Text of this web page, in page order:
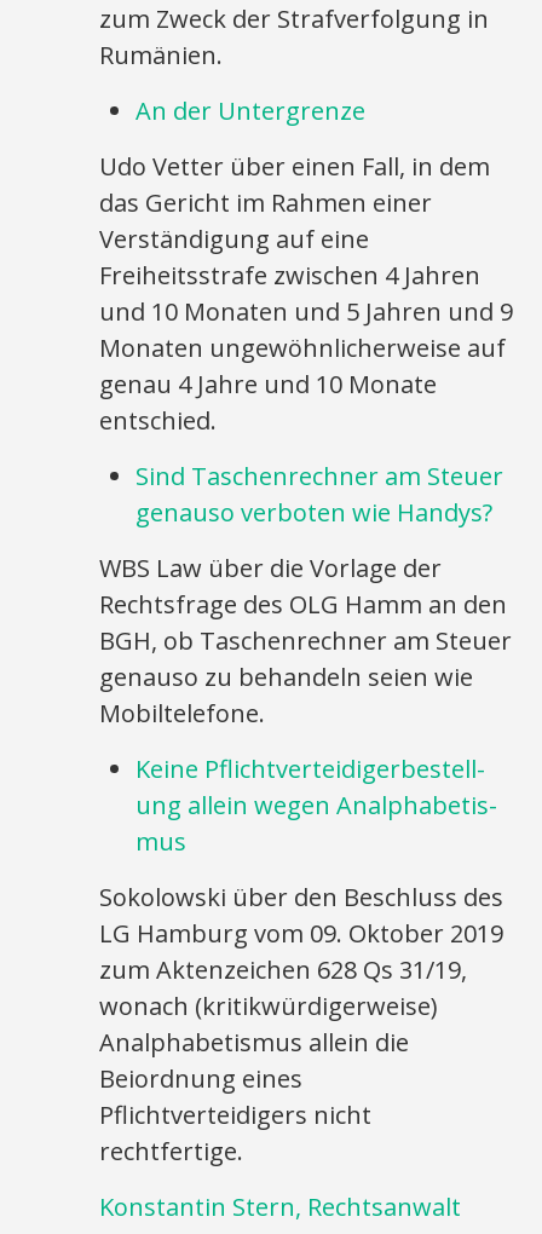
zum Zweck der Strafverfolgung in
Rumänien.
An der Untergrenze
Udo Vetter über einen Fall, in dem
das Gericht im Rahmen einer
Verständigung auf eine
Freiheitsstrafe zwischen 4 Jahren
und 10 Monaten und 5 Jahren und 9
Monaten ungewöhnlicherweise auf
genau 4 Jahre und 10 Monate
entschied.
Sind Taschenrechner am Steuer
genauso verboten wie Handys?
WBS Law über die Vorlage der
Rechtsfrage des OLG Hamm an den
BGH, ob Taschenrechner am Steuer
genauso zu behandeln seien wie
Mobiltelefone.
Keine Pflicht­ver­teidig­er­be­stell­
ung allein wegen An­alphabet­is­
mus
Sokolowski über den Beschluss des
LG Hamburg vom 09. Oktober 2019
zum Aktenzeichen 628 Qs 31/19,
wonach (kritikwürdigerweise)
Analphabetismus allein die
Beiordnung eines
Pflichtverteidigers nicht
rechtfertige.
Konstantin Stern, Rechtsanwalt